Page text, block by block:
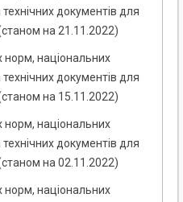
документів для
на 21.11.2022)
норм, національних
документів для
на 15.11.2022)
норм, національних
документів для
на 02.11.2022)
норм, національних